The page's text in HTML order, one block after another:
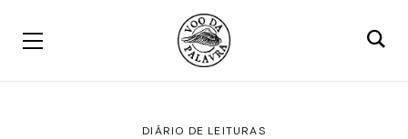
DIÁRIO DE LEITURAS